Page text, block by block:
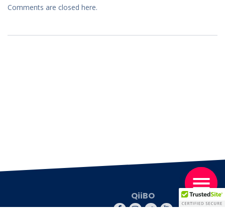
Comments are closed here.
QiiBO